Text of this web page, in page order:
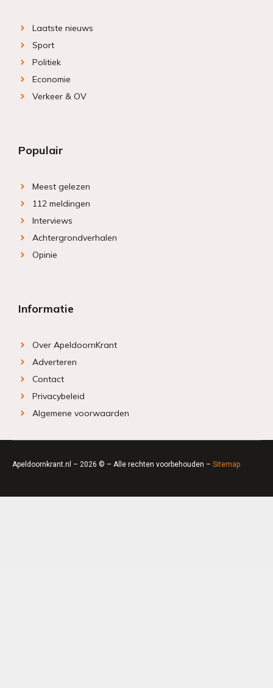
Laatste nieuws
Sport
Politiek
Economie
Verkeer & OV
Populair
Meest gelezen
112 meldingen
Interviews
Achtergrondverhalen
Opinie
Informatie
Over ApeldoornKrant
Adverteren
Contact
Privacybeleid
Algemene voorwaarden
Apeldoornkrant.nl – 2026 © – Alle rechten voorbehouden – Sitemap